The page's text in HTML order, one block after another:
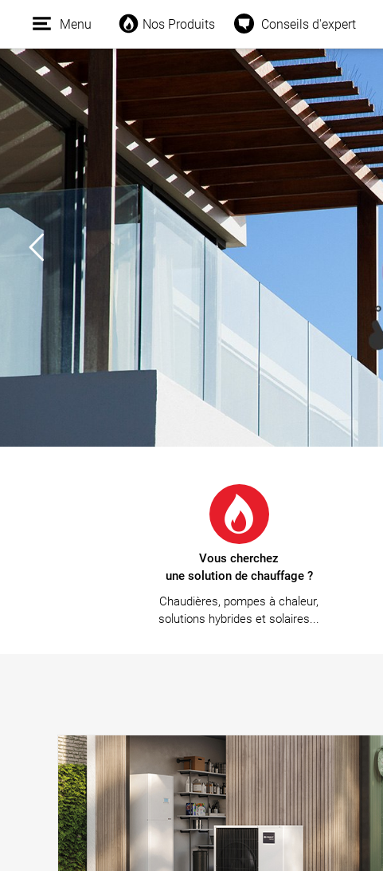
Menu Nos Produits Conseils d'expert
Vous cherchez
une solution de chauffage ?
Chaudières, pompes à chaleur,
solutions hybrides et solaires...